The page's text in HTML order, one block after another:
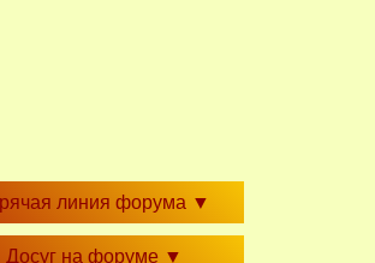
линия форума ▼
Досуг на форуме ▼